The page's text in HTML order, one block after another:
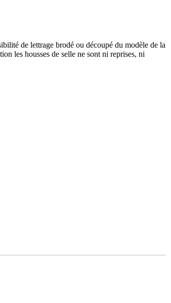
de lettrage brodé ou découpé du modèle de la
les housses de selle ne sont ni reprises, ni